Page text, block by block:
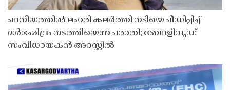
പാനീയത്തിൽ ലഹരി കലർത്തി നടിയെ പീഡിപ്പിച്ച്
ഗർഭഛിദ്രം നടത്തിയെന്ന പരാതി; ബോളിവുഡ്
സംവിധായകൻ അറസ്റ്റിൽ